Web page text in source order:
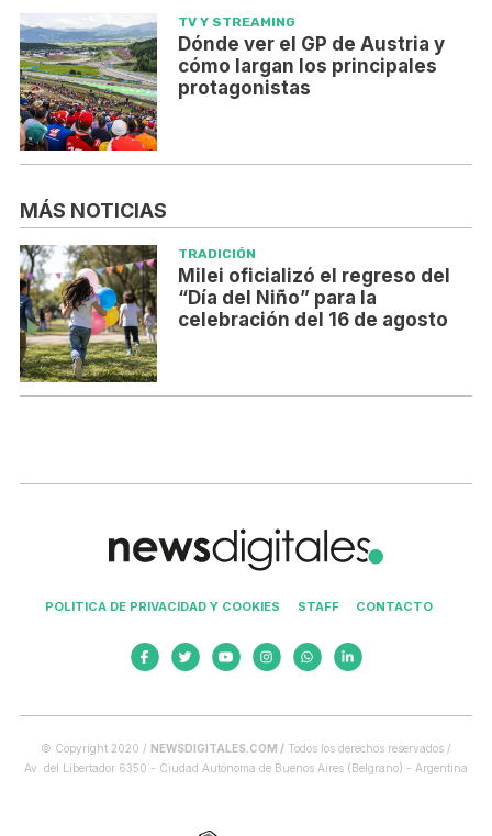
TV Y STREAMING
Dónde ver el GP de Austria y
cómo largan los principales
protagonistas
MÁS NOTICIAS
TRADICIÓN
Milei oficializó el regreso del
“Día del Niño” para la
celebración del 16 de agosto
POLITICA DE PRIVACIDAD Y COOKIES STAFF CONTACTO
© Copyright 2020 / NEWSDIGITALES.COM / Todos los derechos reservados /
Av. del Libertador 6350 - Ciudad Autónoma de Buenos Aires (Belgrano) - Argentina